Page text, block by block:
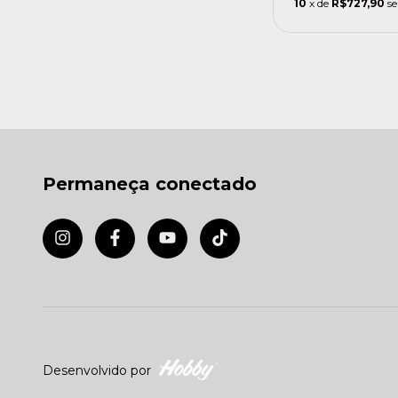
10 x de R$727,90
Permaneça conectado
Desenvolvido por